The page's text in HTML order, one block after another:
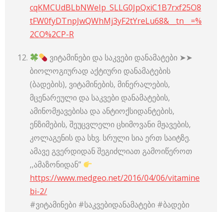
cqKMCUdBLbNWeIp_SLLG0JpQxiC1B7rxf25O8
tFW0fyDTnpJwQWhMj3yF2tYreLu68&__tn__=%
2CO%2CP-R
ვიტამინები და საკვები დანამატები ➤➤
ბიოლოგიურად აქტიური დანამატების
(ბადების), ვიტამინების, მინერალების,
მცენარეული და საკვები დანამატების,
ამინომჟავებისა და ანტიოქსიდანტების,
ენზიმების, შეუცვლელი ცხიმოვანი მჟავების,
კოლაგენის და სხვ. სრული სია ერთ საიტზე.
ამავე გვერდიდან შეგიძლიათ გამოიწეროთ
,,ამაზონიდან”
https://www.medgeo.net/2016/04/06/vitamine
bi-2/
#ვიტამინები #საკვებიდანამატები #ბადები